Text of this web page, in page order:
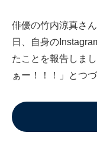
俳優の竹内涼真さ
日、自身の
たことを報告しま
ぁー！！！」とつ